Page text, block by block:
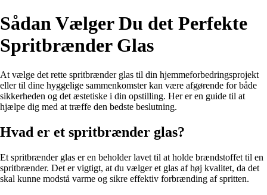
Sådan Vælger Du det Perfekte
Spritbrænder Glas
At vælge det rette spritbrænder glas til din hjemmeforbedringsprojekt
eller til dine hyggelige sammenkomster kan være afgørende for både
sikkerheden og det æstetiske i din opstilling. Her er en guide til at
hjælpe dig med at træffe den bedste beslutning.
Hvad er et spritbrænder glas?
Et spritbrænder glas er en beholder lavet til at holde brændstoffet til en
spritbrænder. Det er vigtigt, at du vælger et glas af høj kvalitet, da det
skal kunne modstå varme og sikre effektiv forbrænding af spritten.